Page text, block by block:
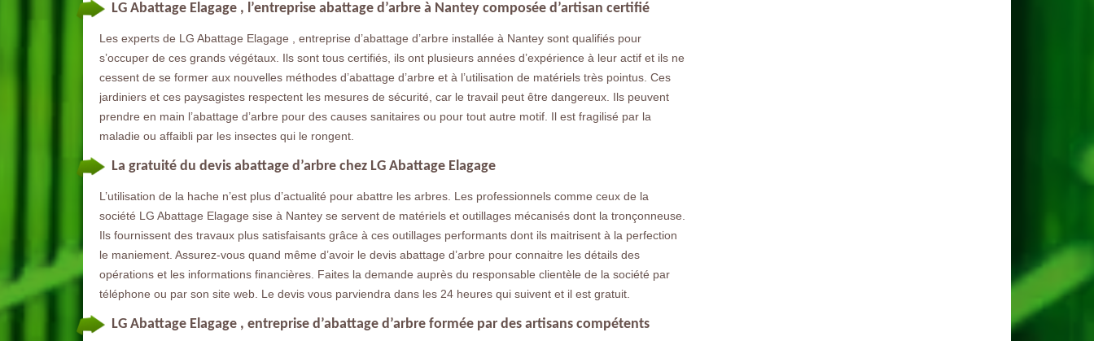
LG Abattage Elagage , l’entreprise abattage d’arbre à Nantey composée d’artisan certifié
Les experts de LG Abattage Elagage , entreprise d’abattage d’arbre installée à Nantey sont qualifiés pour
s’occuper de ces grands végétaux. Ils sont tous certifiés, ils ont plusieurs années d’expérience à leur actif et ils ne
cessent de se former aux nouvelles méthodes d’abattage d’arbre et à l’utilisation de matériels très pointus. Ces
jardiniers et ces paysagistes respectent les mesures de sécurité, car le travail peut être dangereux. Ils peuvent
prendre en main l’abattage d’arbre pour des causes sanitaires ou pour tout autre motif. Il est fragilisé par la
maladie ou affaibli par les insectes qui le rongent.
La gratuité du devis abattage d’arbre chez LG Abattage Elagage
L’utilisation de la hache n’est plus d’actualité pour abattre les arbres. Les professionnels comme ceux de la
société LG Abattage Elagage sise à Nantey se servent de matériels et outillages mécanisés dont la tronçonneuse.
Ils fournissent des travaux plus satisfaisants grâce à ces outillages performants dont ils maitrisent à la perfection
le maniement. Assurez-vous quand même d’avoir le devis abattage d’arbre pour connaitre les détails des
opérations et les informations financières. Faites la demande auprès du responsable clientèle de la société par
téléphone ou par son site web. Le devis vous parviendra dans les 24 heures qui suivent et il est gratuit.
LG Abattage Elagage , entreprise d’abattage d’arbre formée par des artisans compétents